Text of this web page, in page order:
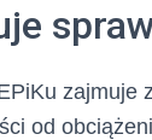
zajmuje
od